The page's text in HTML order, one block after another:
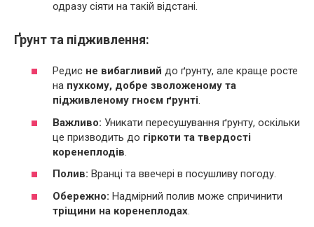
одразу сіяти на такій відстані.
Ґрунт та підживлення:
Редис не вибагливий до ґрунту, але краще росте
на пухкому, добре зволоженому та
підживленому гноєм ґрунті.
Важливо: Уникати пересушування ґрунту, оскільки
це призводить до гіркоти та твердості
коренеплодів.
Полив: Вранці та ввечері в посушливу погоду.
Обережно: Надмірний полив може спричинити
тріщини на коренеплодах.